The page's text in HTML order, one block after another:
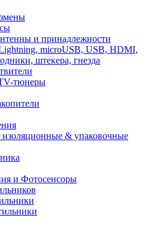
и принадлежности
microUSB, USB, HDMI,
штекера, гнезда
тюнеры
& упаковочные
и Фотосенсоры